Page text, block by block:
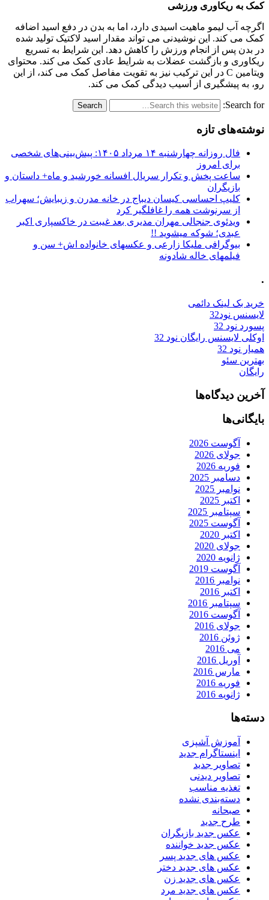
کمک به ریکاوری ورزشی
اگرچه آب لیمو ماهیت اسیدی دارد، اما به بدن در دفع اسید اضافه
کمک می کند. این نوشیدنی می تواند مقدار اسید لاکتیک تولید شده
در بدن پس از انجام ورزش را کاهش دهد. این شرایط به تسریع
ریکاوری و بازگشت عضلات به شرایط عادی کمک می کند. محتوای
ویتامین C در این ترکیب نیز به تقویت مفاصل کمک می کند، از این
رو، به پیشگیری از آسیب دیدگی کمک می کند.
Search for:
نوشته‌های تازه
فال روزانه چهارشنبه ۱۴ مرداد ۱۴۰۵: پیش‌بینی‌های شخصی
برای امروز
ساعت پخش و تکرار سریال افسانه خورشید و ماه+ داستان و
بازیگران
کلیپ احساسی کیسان دیباج در خانه مدرن و زیبایش؛ سهراب
از سرنوشت همه را غافلگیر کرد
ویدئوی جنجالی مهران مدیری بعد غیبت در خاکسپاری اکبر
عبدی؛ شوکه میشوید !!
بیوگرافی ملیکا زارعی و عکسهای خانواده اش+ سن و
فیلمهای خاله شادونه
.
خرید بک لینک دائمی
لایسنس نود32
پسورد نود 32
اوکلی لایسنس رایگان نود 32
همیار نود 32
بهترین سئو
رایگان
آخرین دیدگاه‌ها
بایگانی‌ها
آگوست 2026
جولای 2026
فوریه 2026
دسامبر 2025
نوامبر 2025
اکتبر 2025
سپتامبر 2025
آگوست 2025
اکتبر 2020
جولای 2020
ژانویه 2020
آگوست 2019
نوامبر 2016
اکتبر 2016
سپتامبر 2016
آگوست 2016
جولای 2016
ژوئن 2016
می 2016
آوریل 2016
مارس 2016
فوریه 2016
ژانویه 2016
دسته‌ها
آموزش آشپزی
اینستاگرام جدید
تصاویر جدید
تصاویر دیدنی
تغذیه مناسب
دسته‌بندی نشده
صبحانه
طرح جدید
عکس جدید بازیگران
عکس جدید خواننده
عکس های جدید پسر
عکس های جدید دختر
عکس های جدید زن
عکس های جدید مرد